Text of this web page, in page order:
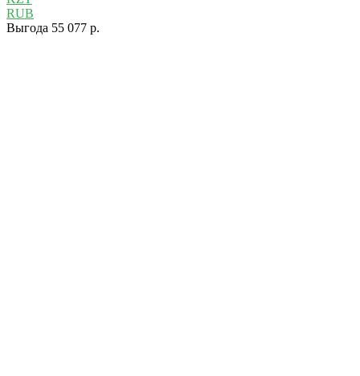
RUB
Выгода 55 077 р.